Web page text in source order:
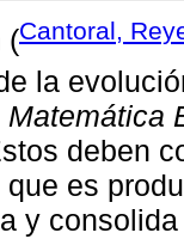
(Cantoral,
la
deben
que es
y